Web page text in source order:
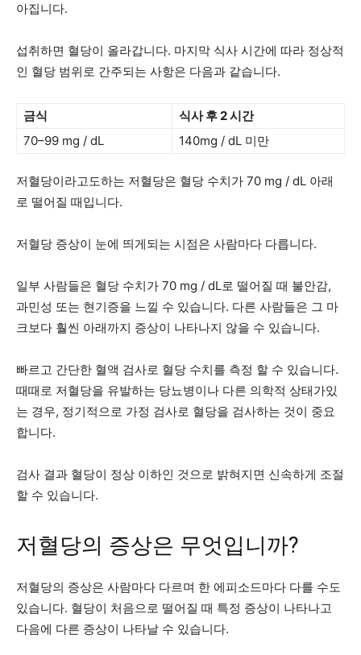
아집니다.
섭취하면 혈당이 올라갑니다. 마지막 식사 시간에 따라 정상적
인 혈당 범위로 간주되는 사항은 다음과 같습니다.
금식
식사 후 2 시간
70–99 mg / dL
140mg / dL 미만
저혈당이라고도하는 저혈당은 혈당 수치가 70 mg / dL 아래
로 떨어질 때입니다.
저혈당 증상이 눈에 띄게되는 시점은 사람마다 다릅니다.
일부 사람들은 혈당 수치가 70 mg / dL로 떨어질 때 불안감,
과민성 또는 현기증을 느낄 수 있습니다. 다른 사람들은 그 마
크보다 훨씬 아래까지 증상이 나타나지 않을 수 있습니다.
빠르고 간단한 혈액 검사로 혈당 수치를 측정 할 수 있습니다.
때때로 저혈당을 유발하는 당뇨병이나 다른 의학적 상태가있
는 경우, 정기적으로 가정 검사로 혈당을 검사하는 것이 중요
합니다.
검사 결과 혈당이 정상 이하인 것으로 밝혀지면 신속하게 조절
할 수 있습니다.
저혈당의 증상은 무엇입니까?
저혈당의 증상은 사람마다 다르며 한 에피소드마다 다를 수도
있습니다. 혈당이 처음으로 떨어질 때 특정 증상이 나타나고
다음에 다른 증상이 나타날 수 있습니다.